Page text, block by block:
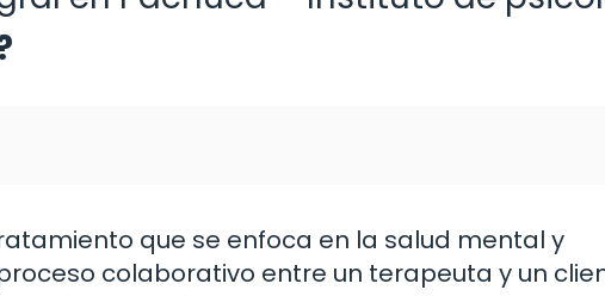
que se enfoca en la salud mental y
colaborativo entre un terapeuta y un